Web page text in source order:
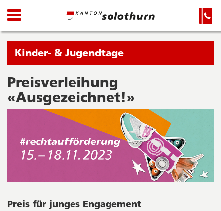
Kanton
Solothurn
Wichtige
Seiten
Startseite
Hauptnavigation
Inhalt
Navigation
und
Suche
Navigation
Sie
befinden
sich
gerade
in:
Kinder- & Jugendtage
Preisverleihung
«Ausgezeichnet!»
Preis für junges Engagement